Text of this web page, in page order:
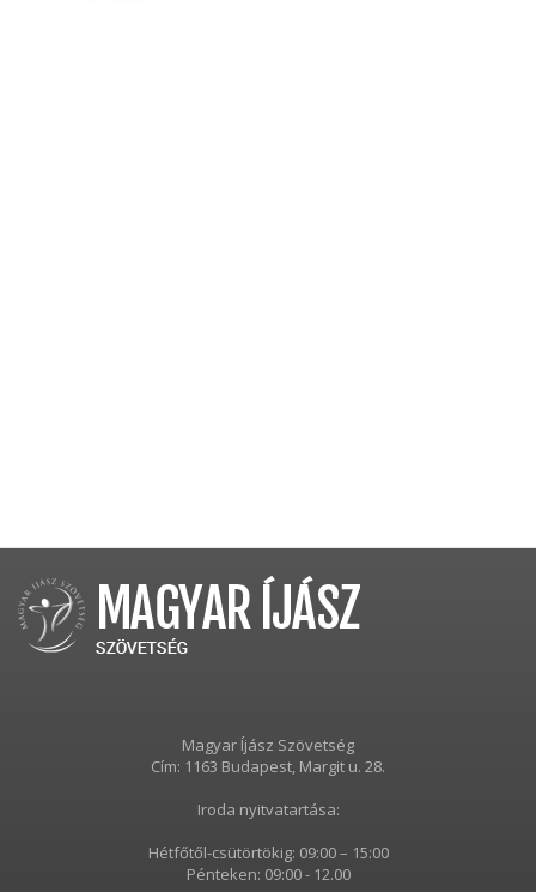
Magyar Íjász Szövetség
Cím: 1163 Budapest, Margit u. 28.
Iroda nyitvatartása:
Hétfőtől-csütörtökig: 09:00 – 15:00
Pénteken: 09:00 - 12.00